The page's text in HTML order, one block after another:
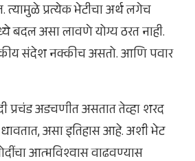
त्यामुळे प्रत्येक भेटीचा अर्थ लगेच
बदल असा लावणे योग्य ठरत नाही.
संदेश नक्कीच असतो. आणि पवार
प्रचंड अडचणीत असतात तेव्हा शरद
धावतात, असा इतिहास आहे. अशी भेट
आत्मविश्वास वाढवण्यास